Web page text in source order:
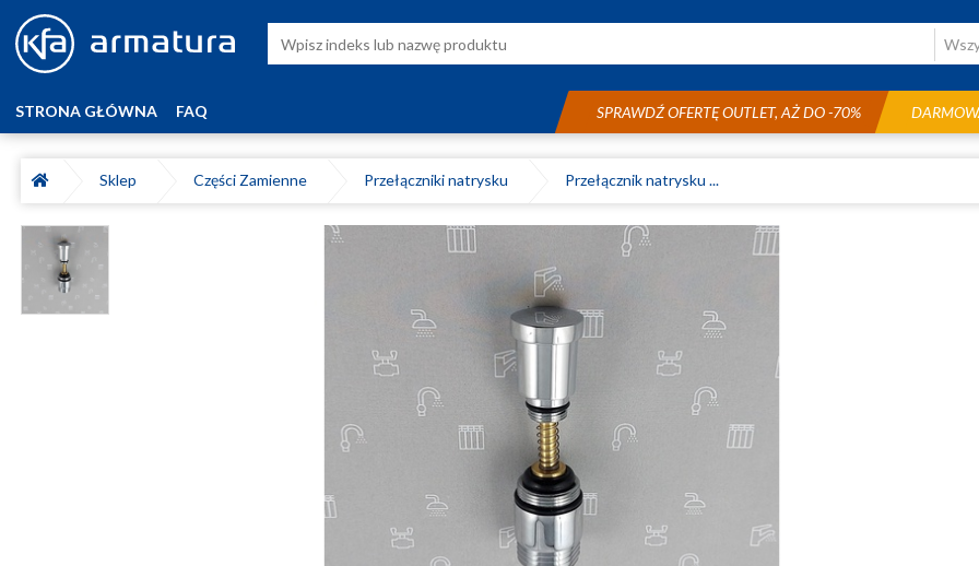
STRONA GŁÓWNA FAQ SPRAWDŹ OFERTĘ OUTLET, AŻ DO -70%
Sklep Części Zamienne Przełączniki natrysku Przełącznik natrysku ...